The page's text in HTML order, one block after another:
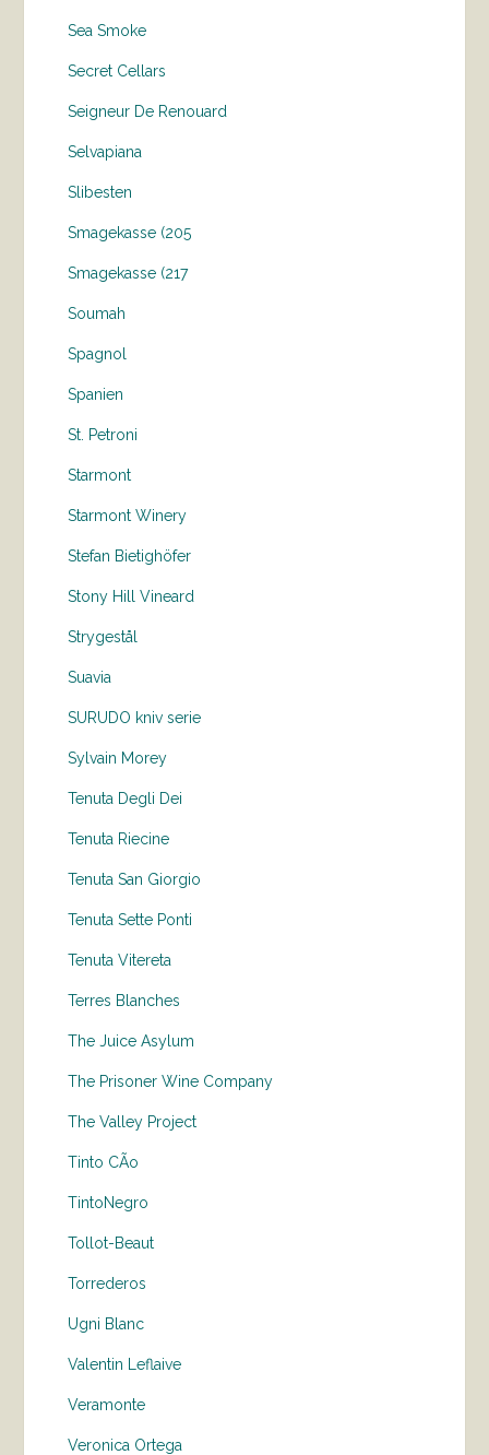
Sea Smoke
Secret Cellars
Seigneur De Renouard
Selvapiana
Slibesten
Smagekasse (205
Smagekasse (217
Soumah
Spagnol
Spanien
St. Petroni
Starmont
Starmont Winery
Stefan Bietighöfer
Stony Hill Vineard
Strygestål
Suavia
SURUDO kniv serie
Sylvain Morey
Tenuta Degli Dei
Tenuta Riecine
Tenuta San Giorgio
Tenuta Sette Ponti
Tenuta Vitereta
Terres Blanches
The Juice Asylum
The Prisoner Wine Company
The Valley Project
Tinto CÃo
TintoNegro
Tollot-Beaut
Torrederos
Ugni Blanc
Valentin Leflaive
Veramonte
Veronica Ortega